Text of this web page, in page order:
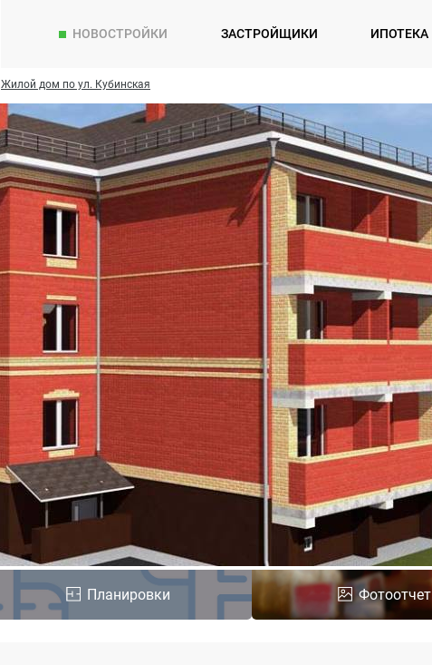
НОВОСТРОЙКИ ЗАСТРОЙЩИКИ ИПОТЕКА
Жилой дом по ул. Кубинская
Планировки Фотоотчет